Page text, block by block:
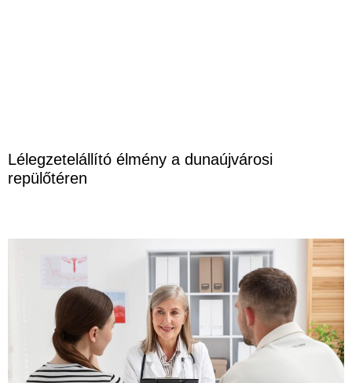
Lélegzetelállító élmény a dunaújvárosi
repülőtéren